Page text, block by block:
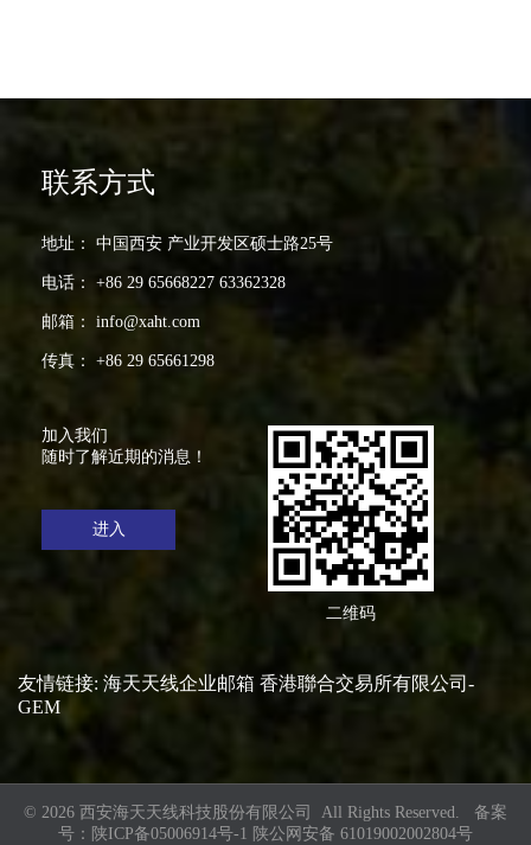
联系方式
地址： 中国西安 产业开发区硕士路25号
电话： +86 29 65668227 63362328
邮箱： info@xaht.com
传真： +86 29 65661298
加入我们
随时了解近期的消息！
进入
二维码
友情链接: 海天天线企业邮箱 香港聯合交易所有限公司-
GEM
© 2026 西安海天天线科技股份有限公司 All Rights Reserved. 备案
号： 陕ICP备05006914号-1 陕公网安备 61019002002804号